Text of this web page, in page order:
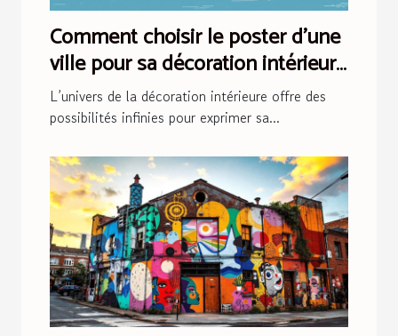
Comment choisir le poster d'une
ville pour sa décoration intérieure
?
L’univers de la décoration intérieure offre des
possibilités infinies pour exprimer sa...